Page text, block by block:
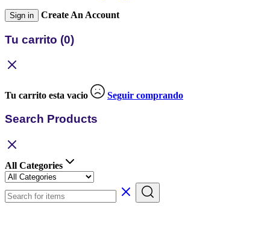
Sign in Create An Account
Tu carrito (0)
Tu carrito esta vacio Seguir comprando
Search Products
All Categories